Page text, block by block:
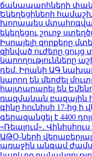
ճանապարհների
Եկեղեցիների
խորապես
եկեղեցու շուրջ
Իսրայելի զորքերը
զինված ուժերը ցույց
կարողությունները
դեմ. Իրանի ԱԳ
կարող են մերժել
հայտարարել են
ռազմական բազային
գինը հունիսի 17-ից
գերազանցել է 4400
«Ռեալում»․ Վինիսիուս
ԱԹՕ-ների վերաբերյալ
առաջին անգամ